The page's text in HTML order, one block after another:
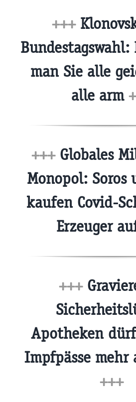
+++
Bundestagswahl:
man Sie alle
alle arm
+++Globales
Monopol: Soros
kaufen Covid-
Erzeuger
+++
Apotheken
Impfpässe mehr
+++